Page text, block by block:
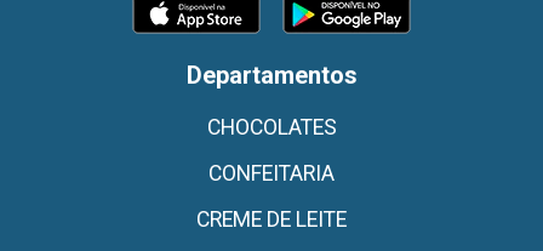
Departamentos
CHOCOLATES
CONFEITARIA
CREME DE LEITE